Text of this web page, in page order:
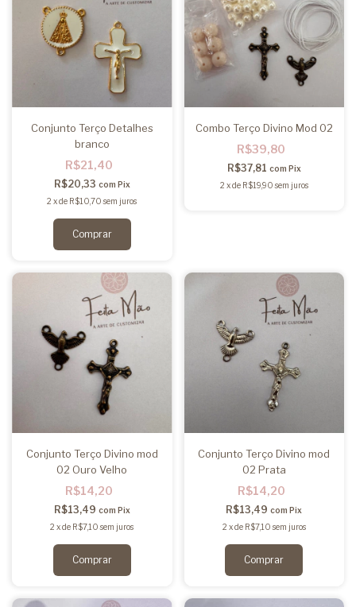
Conjunto Terço Detalhes
branco
R$21,40
R$20,33 com Pix
2 xde R$10,70 sem juros
Combo Terço Divino Mod 02
R$39,80
R$37,81 com Pix
2 xde R$19,90 sem juros
Conjunto Terço Divino mod
02 Ouro Velho
R$14,20
R$13,49 com Pix
2 xde R$7,10 sem juros
Conjunto Terço Divino mod
02 Prata
R$14,20
R$13,49com Pix
2 xde R$7,10 sem juros